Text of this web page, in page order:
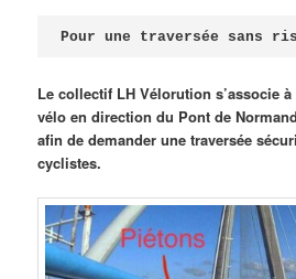
Pour une traversée sans
Le collectif LH Vélorution s’associe
vélo en direction du Pont de
afin de demander une traversée
cyclistes.